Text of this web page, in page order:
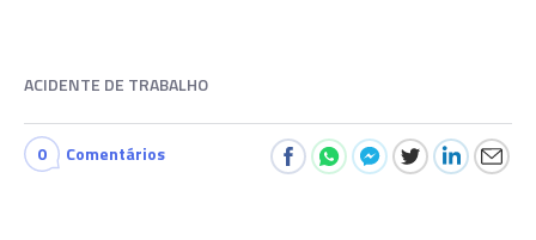
ACIDENTE DE TRABALHO
0 Comentários